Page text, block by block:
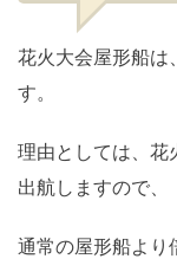
花火大会屋形船は
す。
理由としては、花
出航しますので、
通常の屋形船より